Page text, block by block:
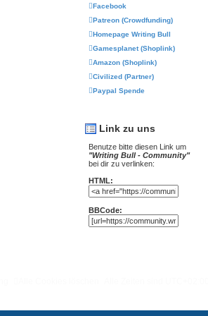
Facebook
Patreon (Crowdfunding)
Homepage Writing Bull
Gamesplanet (Shoplink)
Amazon (Shoplink)
Civilized (Partner)
Paypal Spende
Link zu uns
Benutze bitte diesen Link um
"Writing Bull - Community"
bei dir zu verlinken:
HTML:
BBCode: